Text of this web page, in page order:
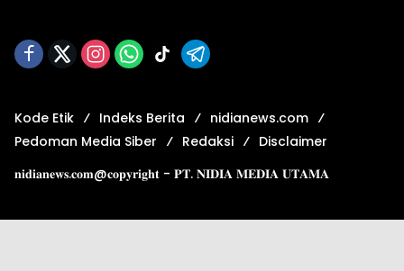
Kode Etik Indeks Berita
nidianews.com
Pedoman Media Siber
Redaksi
Disclaimer
𝐧𝐢𝐝𝐢𝐚𝐧𝐞𝐰𝐬.𝐜𝐨𝐦@𝐜𝐨𝐩𝐲𝐫𝐢𝐠𝐡𝐭 - 𝐏𝐓. 𝐍𝐈𝐃𝐈𝐀 𝐌𝐄𝐃𝐈𝐀 𝐔𝐓𝐀𝐌𝐀